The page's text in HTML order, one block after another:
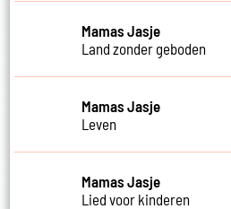
Mamas Jasje
Land zonder geboden
Mamas Jasje
Leven
Mamas Jasje
Lied voor kinderen